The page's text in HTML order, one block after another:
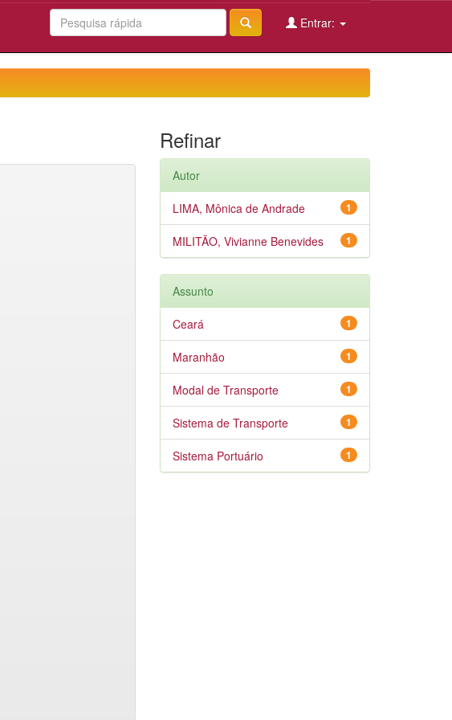
Entrar:
Refinar
Autor
1
LIMA, Mônica de Andrade
1
MILITÃO, Vivianne Benevides
Assunto
1
Ceará
1
Maranhão
1
Modal de Transporte
1
Sistema de Transporte
1
Sistema Portuário